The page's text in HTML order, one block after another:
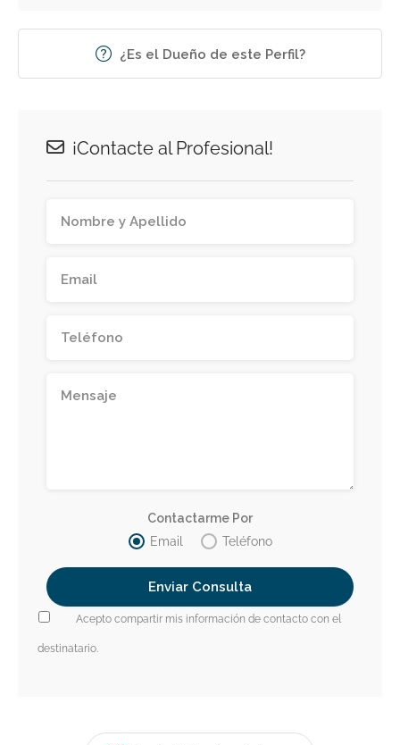
¿Es el Dueño de este Perfil?
¡Contacte al Profesional!
Contactarme Por
Email
Teléfono
Acepto compartir mis información de contacto con el
destinatario.